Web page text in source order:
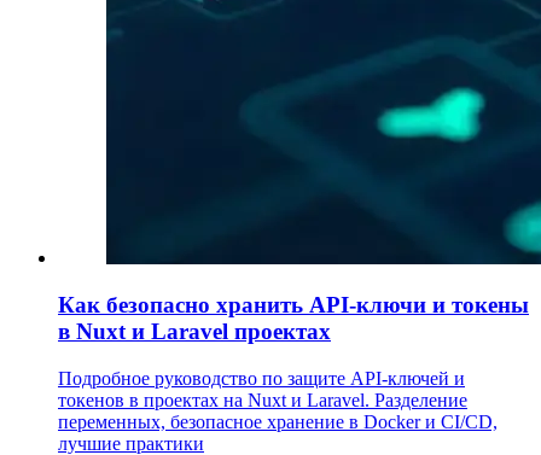
Как безопасно хранить API-ключи и токены
в Nuxt и Laravel проектах
Подробное руководство по защите API-ключей и
токенов в проектах на Nuxt и Laravel. Разделение
переменных, безопасное хранение в Docker и CI/CD,
лучшие практики